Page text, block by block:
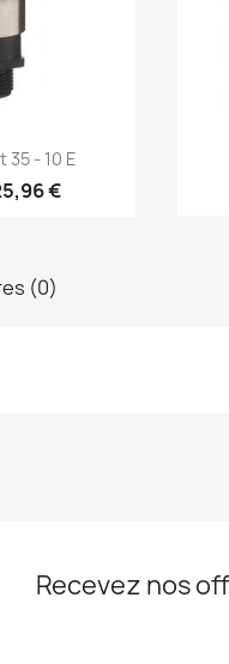
- 10 E
€
(0)
Recevez nos